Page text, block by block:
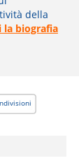
della
la biografia